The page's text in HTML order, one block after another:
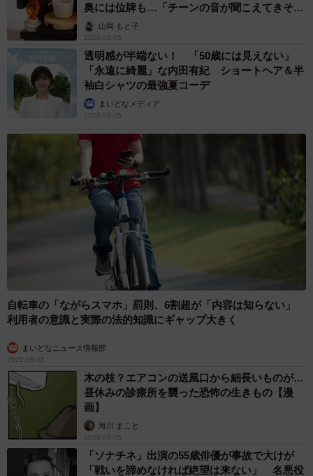
奥には位牌も…「チーンの音が聞こえてきそ
う」山岡 もと子
2026.08.05
透明感が半端ない！ 「50歳には見えない」
「永遠に綺麗」な内田有紀 ショートヘア＆半
袖白シャツの最強夏コーデ
まいどなメディア
2026.08.05
自転車の「ながらスマホ」罰則、6割超が「内容は知らない」
利用者の意識と実際の法的知識にギャップ大きく
まいどなニュース情報部
2026.08.05
木の枝？エアコンの送風口から細長いものが…
昼休みの診療所を襲った恐怖の生きもの【漫
画】
海川 まこと
2026.08.05
「ソナチネ」出演の55歳俳優が事故で大けが
「戦いを諦めなければ絶望は来ない」 名悪役